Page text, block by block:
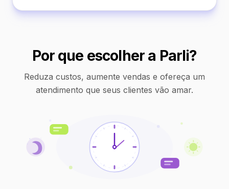
Por que escolher a Parli?
Reduza custos, aumente vendas e ofereça um
atendimento que seus clientes vão amar.